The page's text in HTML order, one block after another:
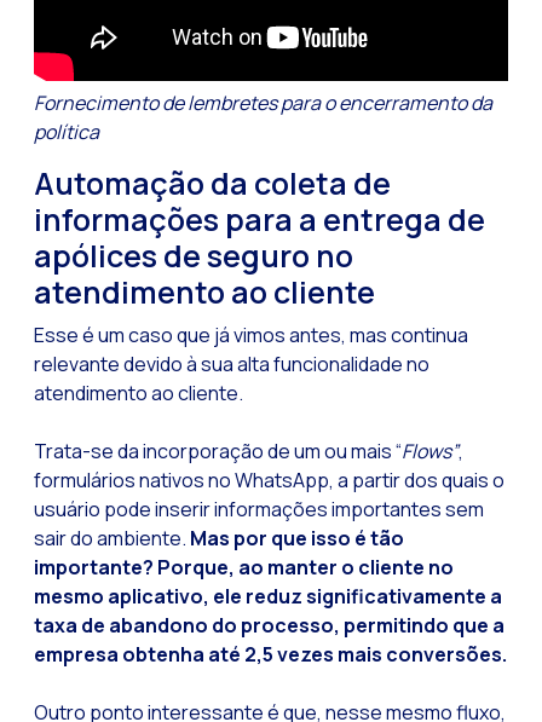
Fornecimento de lembretes para o encerramento da
política
Automação da coleta de
informações para a entrega de
apólices de seguro no
atendimento ao cliente
Esse é um caso que já vimos antes, mas continua
relevante devido à sua alta funcionalidade no
atendimento ao cliente.
Trata-se da incorporação de um ou mais “Flows”,
formulários nativos no WhatsApp, a partir dos quais o
usuário pode inserir informações importantes sem
sair do ambiente. Mas por que isso é tão
importante? Porque, ao manter o cliente no
mesmo aplicativo, ele reduz significativamente a
taxa de abandono do processo, permitindo que a
empresa obtenha até 2,5 vezes mais conversões.
Outro ponto interessante é que, nesse mesmo fluxo,